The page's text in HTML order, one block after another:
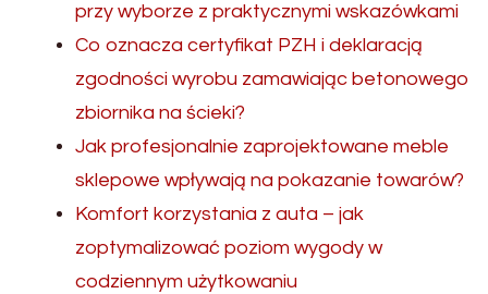
przy wyborze z praktycznymi wskazówkami
Co oznacza certyfikat PZH i deklaracją
zgodności wyrobu zamawiając betonowego
zbiornika na ścieki?
Jak profesjonalnie zaprojektowane meble
sklepowe wpływają na pokazanie towarów?
Komfort korzystania z auta – jak
zoptymalizować poziom wygody w
codziennym użytkowaniu